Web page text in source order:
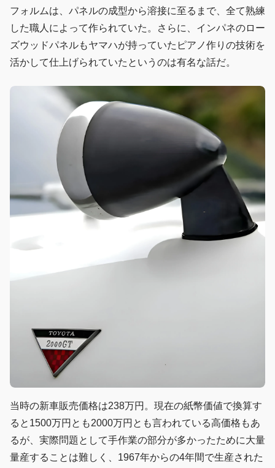
フォルムは、パネルの成型から溶接に至るまで、全て熟練
した職人によって作られていた。さらに、インパネのロー
ズウッドパネルもヤマハが持っていたピアノ作りの技術を
活かして仕上げられていたというのは有名な話だ。
当時の新車販売価格は238万円。現在の紙幣価値で換算す
ると1500万円とも2000万円とも言われている高価格もあ
るが、実際問題として手作業の部分が多かったために大量
量産することは難しく、1967年からの4年間で生産された